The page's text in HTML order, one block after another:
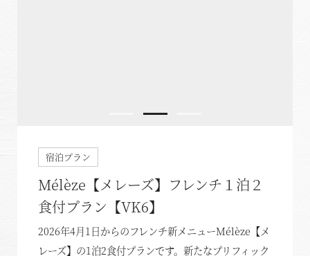
宿泊プラン
Mélèze【メレーズ】フレンチ１泊２
食付プラン【VK6】
2026年4月1日からのフレンチ新メニューMélèze【メ
レーズ】の1泊2食付プランです。新たなプリフィック